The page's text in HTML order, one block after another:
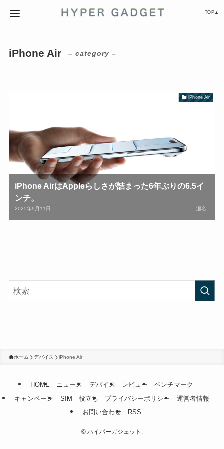
TOP▲
iPhone Air – category –
iPhone Air
iPhone AirはAppleらしさが詰まった6年ぶりの6.5イ
ンチ。
2025年9月11日 瀬名
ホーム デバイス iPhone Air
HOME ニュース デバイス レビュー
ベンチマーク
キャンペーン
SIM 役立ち プライバシーポリシー
運営者情報
お問い合わせ
RSS
©ハイパーガジェット.